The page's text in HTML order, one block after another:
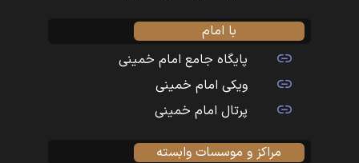
با امام
پایگاه جامع امام خمینی
ویکی امام خمینی
پرتال امام خمینی
مراکز و موسسات وابسته